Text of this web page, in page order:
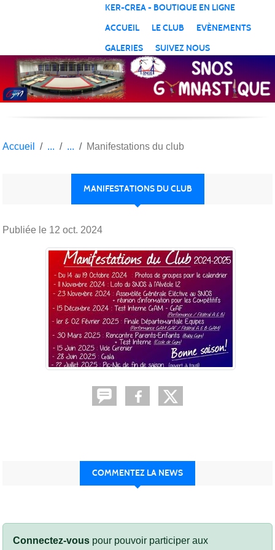
KER-CREA - BOUTIQUE EN LIGNE
ACCUEIL
LE CLUB
EVÈNEMENTS
GALERIES
SUIVEZ NOUS
Accueil Manifestations du club
MANIFESTATIONS DU CLUB
Publiée le 12 oct. 2024
COMMENTEZ LA NEWS
Connectez-vous pour pouvoir participer aux
Panneau de gestion des cookies